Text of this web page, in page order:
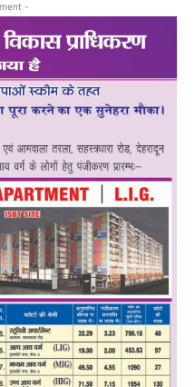
-